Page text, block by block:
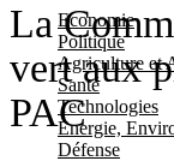
Economie
Politique
Agriculture et
Santé
Technologies
Energie,
Défense
La
vert aux
PAC